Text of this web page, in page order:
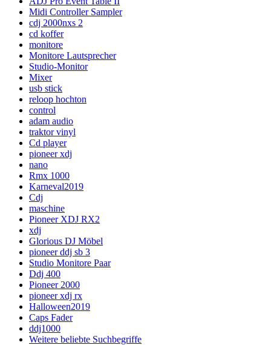
Midi Controller Sampler
cdj 2000nxs 2
cd koffer
monitore
Monitore Lautsprecher
Studio-Monitor
Mixer
usb stick
reloop hochton
control
adam audio
traktor vinyl
Cd player
pioneer xdj
nano
Rmx 1000
Karneval2019
Cdj
maschine
Pioneer XDJ RX2
xdj
Glorious DJ Möbel
pioneer ddj sb 3
Studio Monitore Paar
Ddj 400
Pioneer 2000
pioneer xdj rx
Halloween2019
Caps Fader
ddj1000
Weitere beliebte Suchbegriffe